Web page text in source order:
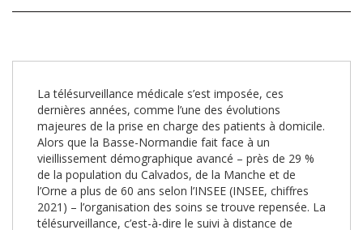
La télésurveillance médicale s’est imposée, ces
dernières années, comme l’une des évolutions
majeures de la prise en charge des patients à domicile.
Alors que la Basse-Normandie fait face à un
vieillissement démographique avancé – près de 29 %
de la population du Calvados, de la Manche et de
l’Orne a plus de 60 ans selon l’INSEE (INSEE, chiffres
2021) – l’organisation des soins se trouve repensée. La
télésurveillance, c’est-à-dire le suivi à distance de